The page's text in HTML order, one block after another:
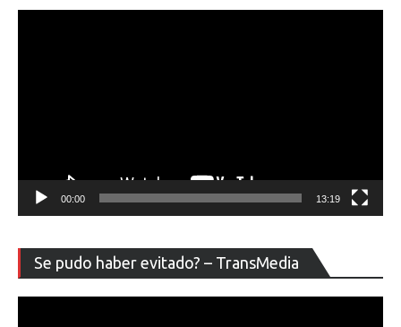
00:00 13:19
Se pudo haber evitado? – TransMedia
de